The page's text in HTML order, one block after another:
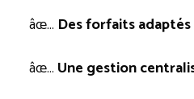
âœ… Des forfaits adaptés
âœ… Une gestion